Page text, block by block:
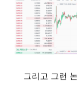
그리고 그런